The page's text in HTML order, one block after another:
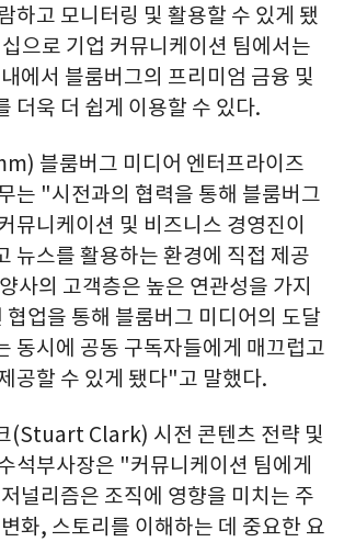
하고 모니터링 및 활용할 수 있게 됐
으로 기업 커뮤니케이션 팀에서는
에서 블룸버그의 프리미엄 금융 및
더욱 더 쉽게 이용할 수 있다.
블룸버그 미디어 엔터프라이즈
는 "시전과의 협력을 통해 블룸버그
뮤니케이션 및 비즈니스 경영진이
뉴스를 활용하는 환경에 직접 제공
사의 고객층은 높은 연관성을 가지
협업을 통해 블룸버그 미디어의 도달
동시에 공동 구독자들에게 매끄럽고
공할 수 있게 됐다"고 말했다.
(Stuart Clark) 시전 콘텐츠 전략 및
석부사장은 "커뮤니케이션 팀에게
널리즘은 조직에 영향을 미치는 주
화, 스토리를 이해하는 데 중요한 요